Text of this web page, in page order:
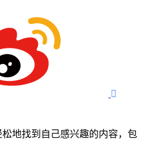

地找到自己感兴趣的内容，包